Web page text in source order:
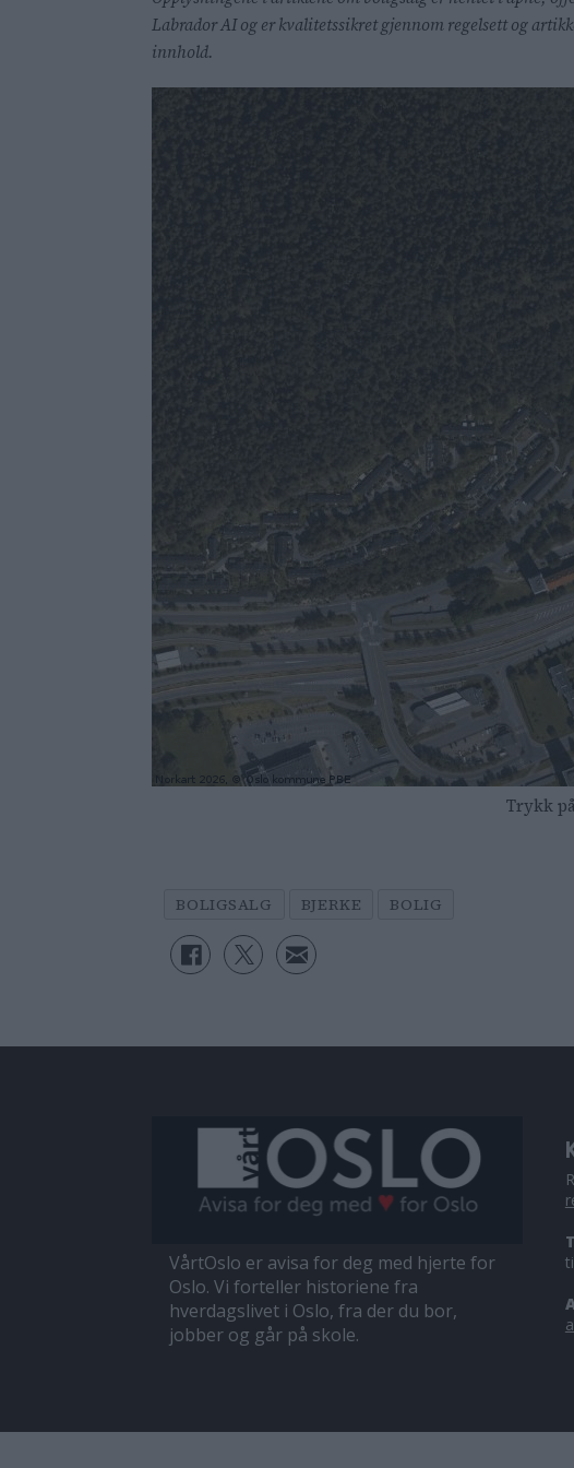
Labrador AI og er kvalitetssikret gjennom regelsett og
innhold.
Trykk
BOLIGSALG BJERKE BOLIG
VårtOslo er avisa for deg med hjerte for
Oslo. Vi forteller historiene fra
hverdagslivet i Oslo, fra der du bor,
jobber og går på skole.